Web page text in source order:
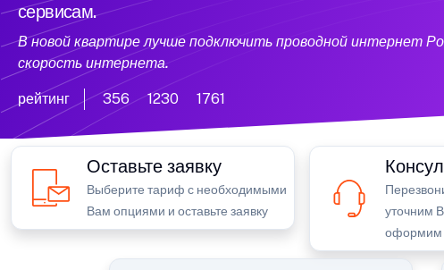
сервисам.
В новой квартире лучше подключить проводной интернет
скорость интернета.
рейтинг 356 1230 1761
Оставьте заявку
Выберите тариф с необходимыми
Вам опциями и оставьте заявку
уточним
оформим